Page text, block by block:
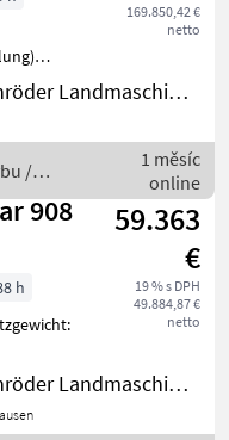
169.850,42 €
netto
(wassergekühlt), EU-Abgas
Heinrich Schröder Landmaschinen KG Holdorf
/
1 měsíc
online
908
59.363
€
19 % s DPH
49.884,87 €
netto
h
Heinrich Schröder Landmaschinen KG Wildeshausen